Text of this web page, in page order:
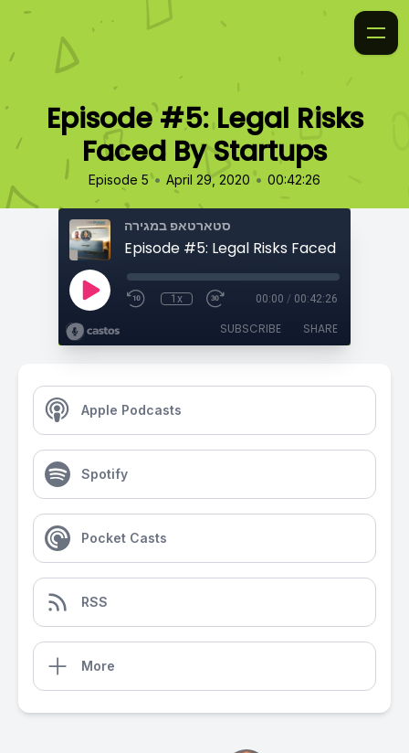
Episode #5: Legal Risks
Faced By Startups
Episode 5 • April 29, 2020 • 00:42:26
סטארטאפ במגירה
Episode #5: Legal Risks Faced By
1x 00:00 / 00:42:26
SUBSCRIBE SHARE
Apple Podcasts
Spotify
Pocket Casts
RSS
More